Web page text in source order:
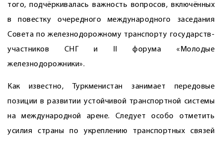
того, подчёркивалась важность вопросов, включённых
в повестку очередного международного заседания
Совета по железнодорожному транспорту государств-
участников СНГ и II форума «Молодые
железнодорожники».
Как известно, Туркменистан занимает передовые
позиции в развитии устойчивой транспортной системы
на международной арене. Следует особо отметить
усилия страны по укреплению транспортных связей